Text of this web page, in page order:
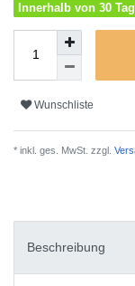
Innerhalb von 30
Wunschliste
* inkl. ges. MwSt. zzgl.
Beschreibung